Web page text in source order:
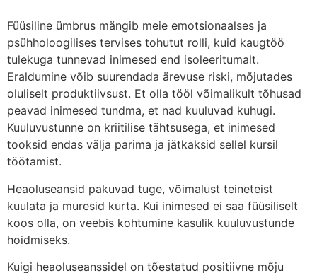
Füüsiline ümbrus mängib meie emotsionaalses ja
psühholoogilises tervises tohutut rolli, kuid kaugtöö
tulekuga tunnevad inimesed end isoleeritumalt.
Eraldumine võib suurendada ärevuse riski, mõjutades
oluliselt produktiivsust. Et olla tööl võimalikult tõhusad
peavad inimesed tundma, et nad kuuluvad kuhugi.
Kuuluvustunne on kriitilise tähtsusega, et inimesed
tooksid endas välja parima ja jätkaksid sellel kursil
töötamist.
Heaoluseansid pakuvad tuge, võimalust teineteist
kuulata ja muresid kurta. Kui inimesed ei saa füüsiliselt
koos olla, on veebis kohtumine kasulik kuuluvustunde
hoidmiseks.
Kuigi heaoluseanssidel on tõestatud positiivne mõju